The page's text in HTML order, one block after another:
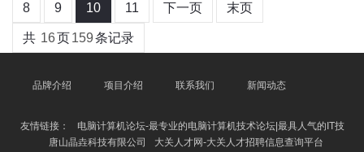
8 9 10 11 下一页 末页
共 16页159条记录
品牌介绍 项目介绍 联系我们 新闻动态
友情链接：
电脑计算机论坛-最专业的电脑计算机技术论坛|最具人气的IT技
唐山晶垚科技有限公司
大关人才网-大关人才招聘信息查询平台